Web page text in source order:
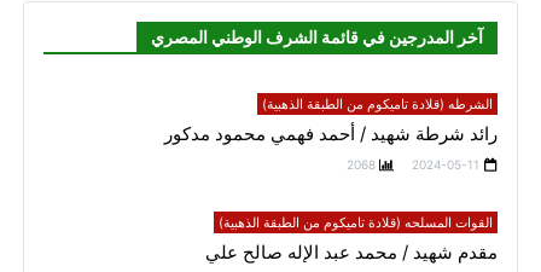
آخر المدرجين في قائمة الشرف الوطني المصري
الشرطه (قلادة تاميكوم من الطبقة الذهبية)
رائد شرطة شهيد / أحمد فهمي محمود مدكور
2024-05-11
2068
القوات المسلحه (قلادة تاميكوم من الطبقة الذهبية)
مقدم شهيد / محمد عبد الإله صالح علي